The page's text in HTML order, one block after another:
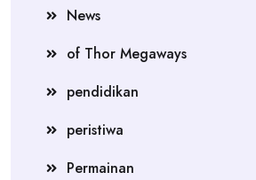
News
of Thor Megaways
pendidikan
peristiwa
Permainan